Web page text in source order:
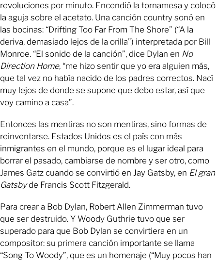
revoluciones por minuto. Encendió la tornamesa y colocó
la aguja sobre el acetato. Una canción country sonó en
las bocinas: “Drifting Too Far From The Shore” (“A la
deriva, demasiado lejos de la orilla”) interpretada por Bill
Monroe. “El sonido de la canción”, dice Dylan en No
Direction Home, “me hizo sentir que yo era alguien más,
que tal vez no había nacido de los padres correctos. Nací
muy lejos de donde se supone que debo estar, así que
voy camino a casa”.
Entonces las mentiras no son mentiras, sino formas de
reinventarse. Estados Unidos es el país con más
inmigrantes en el mundo, porque es el lugar ideal para
borrar el pasado, cambiarse de nombre y ser otro, como
James Gatz cuando se convirtió en Jay Gatsby, en El gran
Gatsbyde Francis Scott Fitzgerald.
Para crear a Bob Dylan, Robert Allen Zimmerman tuvo
que ser destruido. Y Woody Guthrie tuvo que ser
superado para que Bob Dylan se convirtiera en un
compositor: su primera canción importante se llama
“Song To Woody”, que es un homenaje (“Muy pocos han